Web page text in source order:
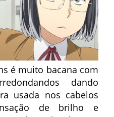
é muito bacana com
dando
usada nos cabelos
de brilho e